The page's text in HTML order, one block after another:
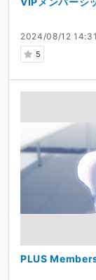
2024/08/12 14:31
5
PLUS